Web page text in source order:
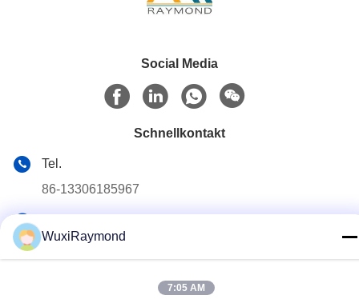
Social Media
Schnellkontakt
Tel.
86-13306185967
adam@wxhy.com.cn
Shitangwan lndustrielle Park, Stadt Wuxi, Jiangsu Prov.,
WuxiRaymond
7:05 AM